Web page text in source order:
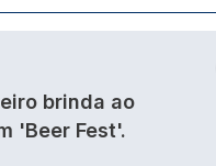
brinda ao
'Beer Fest'.